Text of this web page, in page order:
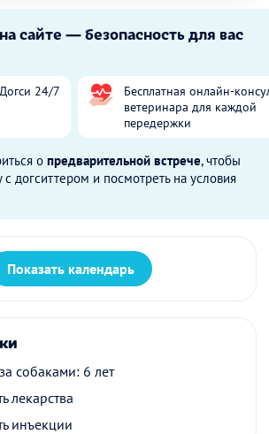
сайте — безопасность для вас
24/7
Бесплатная онлайн-
ветеринара для каждой
передержки
о предварительной встрече, чтобы
с догситтером и посмотреть на условия
Показать календарь
собаками: 6 лет
лекарства
инъекции